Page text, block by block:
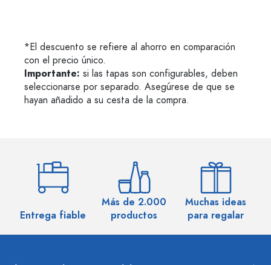
*El descuento se refiere al ahorro en comparación
con el precio único.
Importante: si las tapas son configurables, deben
seleccionarse por separado. Asegúrese de que se
hayan añadido a su cesta de la compra.
Entrega fiable
Más de 2.000
productos
Muchas ideas
para regalar